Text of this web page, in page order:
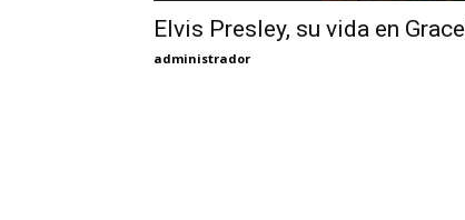
Elvis Presley, su vida en
administrador